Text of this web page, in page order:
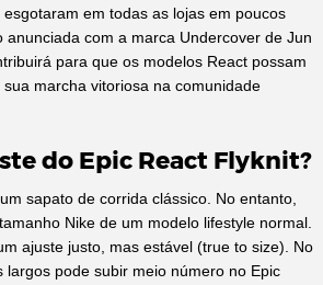
em todas as lojas em poucos
anunciada com a marca Undercover de Jun
para que os modelos React possam
marcha vitoriosa na comunidade
do Epic React Flyknit?
sapato de corrida clássico. No entanto,
Nike de um modelo lifestyle normal.
ajuste justo, mas estável (true to size). No
largos pode subir meio número no Epic